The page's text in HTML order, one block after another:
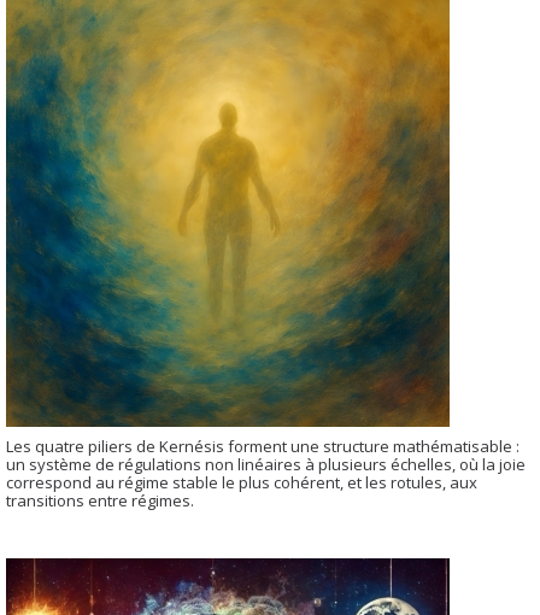
Les quatre piliers de Kernésis forment une structure mathématisable :
un système de régulations non linéaires à plusieurs échelles, où la joie
correspond au régime stable le plus cohérent, et les rotules, aux
transitions entre régimes.